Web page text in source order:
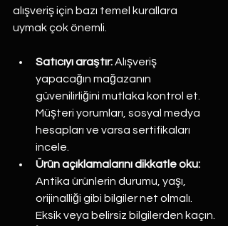
alışveriş için bazı temel kurallara
uymak çok önemli.
Satıcıyı araştır: Alışveriş
yapacağın mağazanın
güvenilirliğini mutlaka kontrol et.
Müşteri yorumları, sosyal medya
hesapları ve varsa sertifikaları
incele.
Ürün açıklamalarını dikkatle oku:
Antika ürünlerin durumu, yaşı,
orijinalliği gibi bilgiler net olmalı.
Eksik veya belirsiz bilgilerden kaçın.